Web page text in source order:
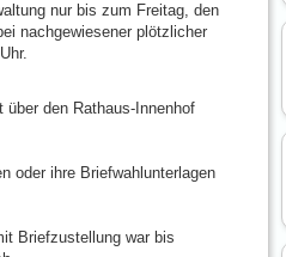
nur bis zum Freitag, den
nachgewiesener plötzlicher
über den Rathaus-Innenhof
oder ihre Briefwahlunterlagen
Briefzustellung war bis